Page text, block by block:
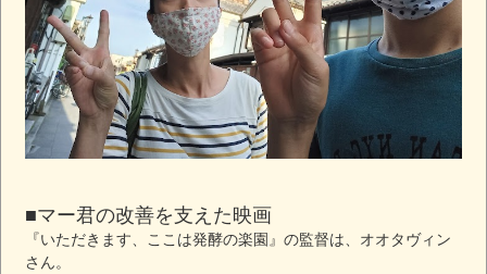
■マー君の改善を支えた映画
『いただきます、ここは発酵の楽園』の監督は、オオタヴィン
さん。